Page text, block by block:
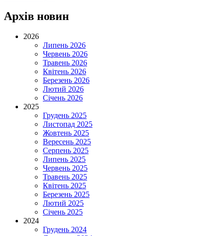
Архів новин
2026
Липень 2026
Червень 2026
Травень 2026
Квітень 2026
Березень 2026
Лютий 2026
Січень 2026
2025
Грудень 2025
Листопад 2025
Жовтень 2025
Вересень 2025
Серпень 2025
Липень 2025
Червень 2025
Травень 2025
Квітень 2025
Березень 2025
Лютий 2025
Січень 2025
2024
Грудень 2024